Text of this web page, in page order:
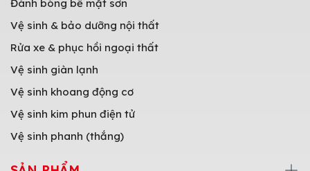
Đánh bóng bề mặt sơn
Vệ sinh & bảo dưỡng nội thất
Rửa xe & phục hồi ngoại thất
Vệ sinh giàn lạnh
Vệ sinh khoang động cơ
Vệ sinh kim phun điện tử
Vệ sinh phanh (thắng)